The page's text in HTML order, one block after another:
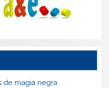
de magia negra